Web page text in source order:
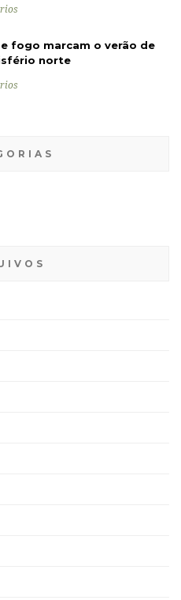
fogo marcam o verão de
norte